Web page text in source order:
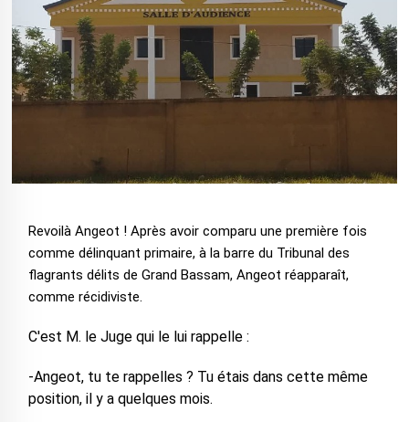
Revoilà Angeot ! Après avoir comparu une première fois
comme délinquant primaire, à la barre du Tribunal des
flagrants délits de Grand Bassam, Angeot réapparaît,
comme récidiviste.
C'est M. le Juge qui le lui rappelle :
-Angeot, tu te rappelles ? Tu étais dans cette même
position, il y a quelques mois.